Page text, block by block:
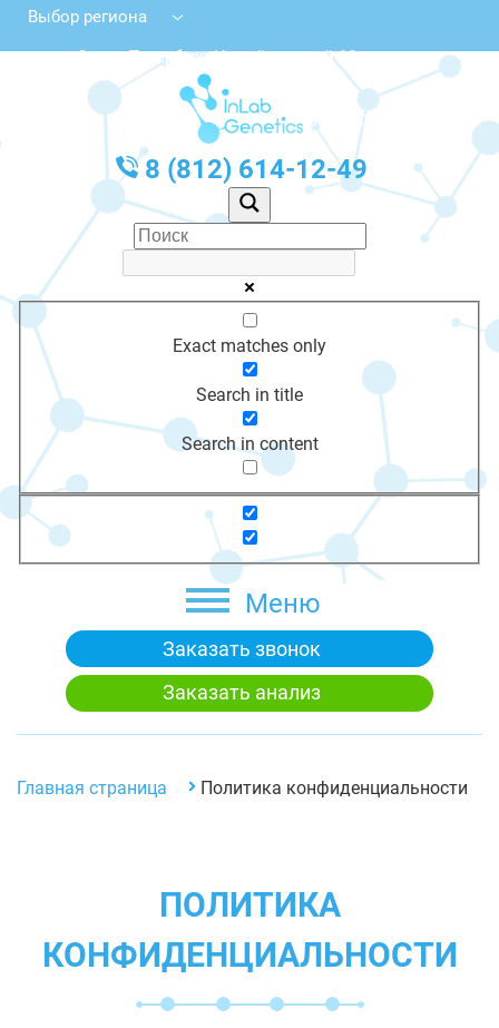
Выбор региона
Санкт-Петербург, Измайловский 18
с 10:00 до 20:00
График работы: Пн-Пт с 10:00 до 20:00
8 (812) 614-12-49
Exact matches only
Search in title
Search in content
Меню
Заказать звонок
Заказать анализ
Главная страница Политика конфиденциальности
ПОЛИТИКА
КОНФИДЕНЦИАЛЬНОСТИ